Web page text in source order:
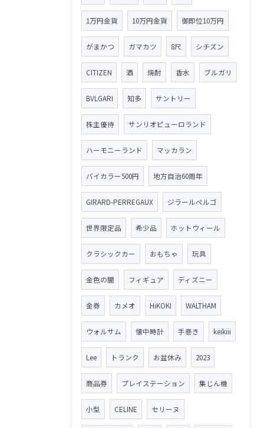
1万円金貨 10万円金貨 御即位10万円
がまかつ ガマカツ 8尺 シチズン
CITIZEN 酒 焼酎 香水 ブルガリ
BVLGARI 知多 サントリー
株主優待 サンリオピューロランド
ハーモニーランド マッカラン
バイカラー500円 地方自治60周年
GIRARD-PERREGAUX ジラールペルゴ
世界限定品 希少品 ホットウィール
クラシックカー おもちゃ 玩具
金色の闇 フィギュア ディズニー
金券 カメオ HiKOKI WALTHAM
ウォルサム 懐中時計 手巻き keikiii
Lee トランク お盆休み 2023
商品券 プレイステーション 集じん機
小型 CELINE セリーヌ